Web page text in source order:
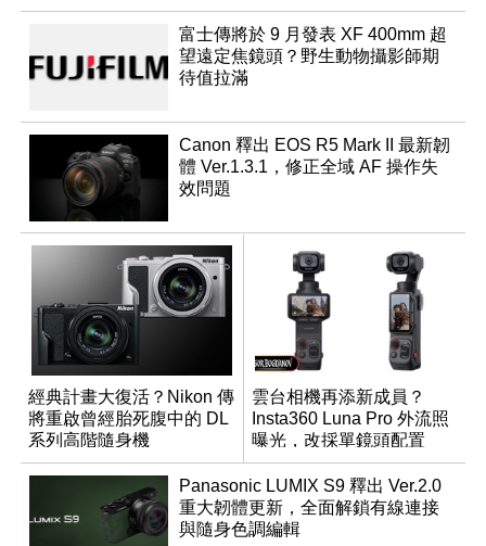
富士傳將於 9 月發表 XF 400mm 超
望遠定焦鏡頭？野生動物攝影師期
待值拉滿
Canon 釋出 EOS R5 Mark II 最新韌
體 Ver.1.3.1，修正全域 AF 操作失
效問題
經典計畫大復活？Nikon 傳
將重啟曾經胎死腹中的 DL
系列高階隨身機
雲台相機再添新成員？
Insta360 Luna Pro 外流照
曝光，改採單鏡頭配置
Panasonic LUMIX S9 釋出 Ver.2.0
重大韌體更新，全面解鎖有線連接
與隨身色調編輯